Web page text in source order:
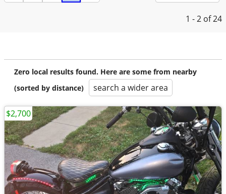
1 - 2 of 24
Zero local results found. Here are some from nearby
(sorted by distance)
search a wider area
$2,700